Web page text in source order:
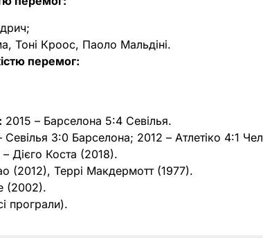
Тоні Кроос, Паоло Мальдіні.
перемог:
2015 – Барселона 5:4 Севілья.
Севілья 3:0 Барселона; 2012 – Атлетіко 4:1
Дієго Коста (2018).
(2012), Террі Макдермотт (1977).
(2002).
програли).